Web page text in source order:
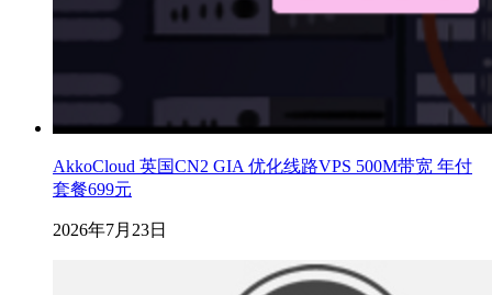
AkkoCloud 英国CN2 GIA 优化线路VPS 500M带宽 年付
套餐699元
2026年7月23日